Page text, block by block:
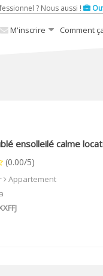
? Nous aussi !
M'inscrire Comment
ensolleilé calme
(0.00/5)
Appartement